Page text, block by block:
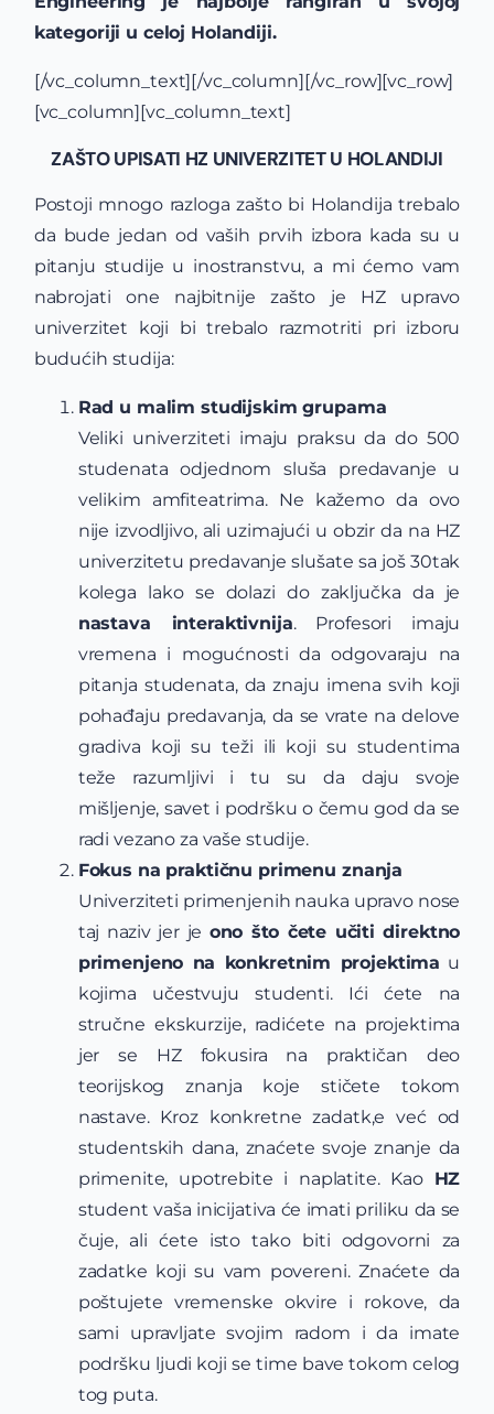
kategoriji u celoj Holandiji.
[/vc_column_text][/vc_column][/vc_row][vc_row]
[vc_column][vc_column_text]
ZAŠTO UPISATI HZ UNIVERZITET U HOLANDIJI
Postoji mnogo razloga zašto bi Holandija trebalo
da bude jedan od vaših prvih izbora kada su u
pitanju studije u inostranstvu, a mi ćemo vam
nabrojati one najbitnije zašto je HZ upravo
univerzitet koji bi trebalo razmotriti pri izboru
budućih studija:
Rad u malim studijskim grupama
Veliki univerziteti imaju praksu da do 500
studenata odjednom sluša predavanje u
velikim amfiteatrima. Ne kažemo da ovo
nije izvodljivo, ali uzimajući u obzir da na HZ
univerzitetu predavanje slušate sa još 30tak
kolega lako se dolazi do zaključka da je
nastava interaktivnija. Profesori imaju
vremena i mogućnosti da odgovaraju na
pitanja studenata, da znaju imena svih koji
pohađaju predavanja, da se vrate na delove
gradiva koji su teži ili koji su studentima
teže razumljivi i tu su da daju svoje
mišljenje, savet i podršku o čemu god da se
radi vezano za vaše studije.
Fokus na praktičnu primenu znanja
Univerziteti primenjenih nauka upravo nose
taj naziv jer je ono što čete učiti direktno
primenjeno na konkretnim projektima u
kojima učestvuju studenti. Ići ćete na
stručne ekskurzije, radićete na projektima
jer se HZ fokusira na praktičan deo
teorijskog znanja koje stičete tokom
nastave. Kroz konkretne zadatk,e već od
studentskih dana, znaćete svoje znanje da
primenite, upotrebite i naplatite. Kao HZ
student vaša inicijativa će imati priliku da se
čuje, ali ćete isto tako biti odgovorni za
zadatke koji su vam povereni. Znaćete da
poštujete vremenske okvire i rokove, da
sami upravljate svojim radom i da imate
podršku ljudi koji se time bave tokom celog
tog puta.